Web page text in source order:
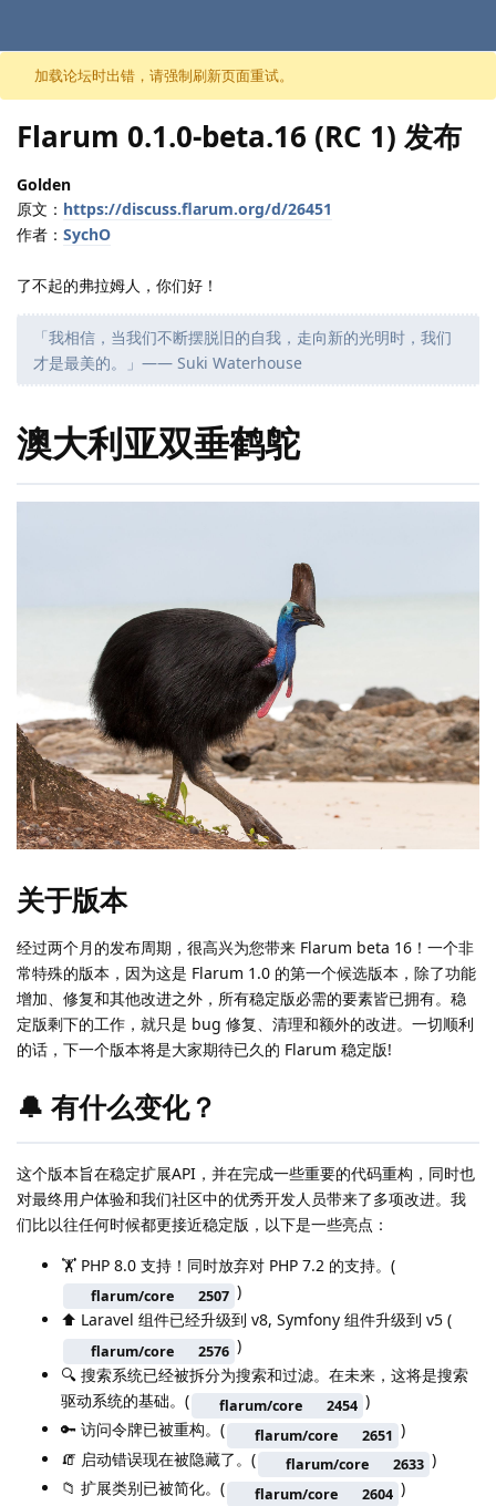
跳至内容
加载论坛时出错，请强制刷新页面重试。
Flarum 0.1.0-beta.16 (RC 1) 发布
Golden
原文： https://discuss.flarum.org/d/26451
作者： SychO
了不起的弗拉姆人，你们好！
「我相信，当我们不断摆脱旧的自我，走向新的光明时，我们
才是最美的。」—— Suki Waterhouse
澳大利亚双垂鹤鸵
关于版本
经过两个月的发布周期，很高兴为您带来 Flarum beta 16！一个非
常特殊的版本，因为这是 Flarum 1.0 的第一个候选版本，除了功能
增加、修复和其他改进之外，所有稳定版必需的要素皆已拥有。稳
定版剩下的工作，就只是 bug 修复、清理和额外的改进。一切顺利
的话，下一个版本将是大家期待已久的 Flarum 稳定版!
🔔 有什么变化？
这个版本旨在稳定扩展API，并在完成一些重要的代码重构，同时也
对最终用户体验和我们社区中的优秀开发人员带来了多项改进。我
们比以往任何时候都更接近稳定版，以下是一些亮点：
🏋️ PHP 8.0 支持！同时放弃对 PHP 7.2 的支持。(
flarum/core 2507 )
⬆️ Laravel 组件已经升级到 v8, Symfony 组件升级到 v5 (
flarum/core 2576 )
🔍️ 搜索系统已经被拆分为搜索和过滤。在未来，这将是搜索
驱动系统的基础。(
flarum/core 2454 )
🔑 访问令牌已被重构。(
flarum/core 2651 )
🧯 启动错误现在被隐藏了。(
flarum/core 2633 )
📁 扩展类别已被简化。(
flarum/core 2604 )